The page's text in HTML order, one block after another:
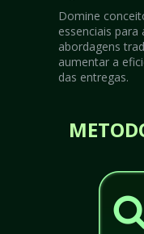
Domine
essenciais
abordagens
aumentar a
das entregas.